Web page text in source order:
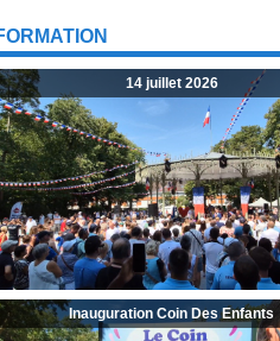
14 juillet 2026
Inauguration Coin Des Enfants
Pour cliquez-ici